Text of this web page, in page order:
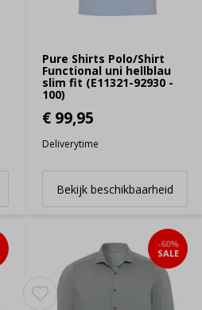
Pure Shirts Polo/Shirt
Functional uni hellblau
slim fit (E11321-92930 -
100)
€ 99,95
Deliverytime
Bekijk beschikbaarheid
-60%
SALE